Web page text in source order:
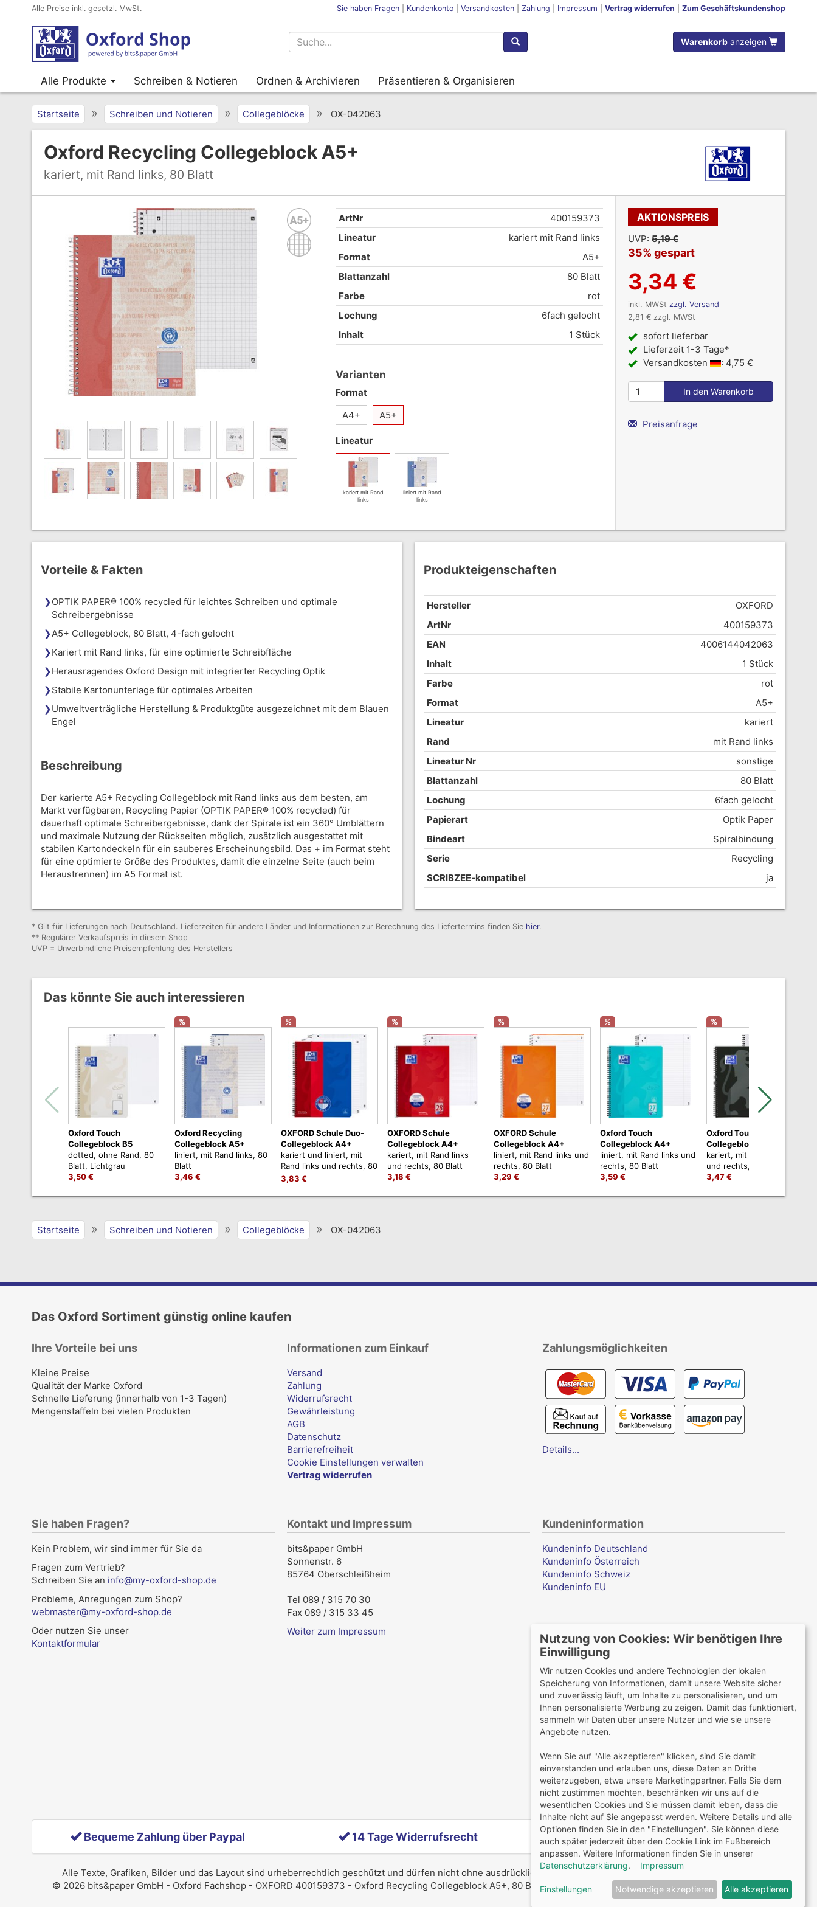
Alle Preise inkl. gesetzl. MwSt. Sie haben Fragen Kundenkonto Versandkosten Zahlung Impressum Vertrag widerrufen Zum Geschäftskundenshop
Warenkorbanzeigen
Alle Produkte Schreiben & Notieren Ordnen & Archivieren Präsentieren & Organisieren
Startseite » Schreiben und Notieren » Collegeblöcke » OX-042063
Oxford Recycling Collegeblock A5+
kariert, mit Rand links, 80 Blatt
ArtNr
400159373
Lineatur
kariert mit Rand links
Format
A5+
Blattanzahl
80 Blatt
Farbe
rot
Lochung
6fach gelocht
Inhalt
1 Stück
Varianten
Format
A4+
A5+
Lineatur
kariert mit Rand
links
liniert mit Rand
links
AKTIONSPREIS
UVP: 5,19 €
35% gespart
3,34 €
inkl. MWSt zzgl. Versand
2,81 € zzgl. MWSt
sofort lieferbar
Lieferzeit 1-3 Tage*
Versandkosten
: 4,75 €
Preisanfrage
Vorteile & Fakten
OPTIK PAPER® 100% recycled für leichtes Schreiben und optimale
Schreibergebnisse
A5+ Collegeblock, 80 Blatt, 4-fach gelocht
Kariert mit Rand links, für eine optimierte Schreibfläche
Herausragendes Oxford Design mit integrierter Recycling Optik
Stabile Kartonunterlage für optimales Arbeiten
Umweltverträgliche Herstellung & Produktgüte ausgezeichnet mit dem Blauen
Engel
Beschreibung
Der karierte A5+ Recycling Collegeblock mit Rand links aus dem besten, am
Markt verfügbaren, Recycling Papier (OPTIK PAPER® 100% recycled) für
dauerhaft optimale Schreibergebnisse, dank der Spirale ist ein 360° Umblättern
und maximale Nutzung der Rückseiten möglich, zusätzlich ausgestattet mit
stabilen Kartondeckeln für ein sauberes Erscheinungsbild. Das + im Format steht
für eine optimierte Größe des Produktes, damit die einzelne Seite (auch beim
Heraustrennen) im A5 Format ist.
Produkteigenschaften
Hersteller
OXFORD
ArtNr
400159373
EAN
4006144042063
Inhalt
1 Stück
Farbe
rot
Format
A5+
Lineatur
kariert
Rand
mit Rand links
Lineatur Nr
sonstige
Blattanzahl
80 Blatt
Lochung
6fach gelocht
Papierart
Optik Paper
Bindeart
Spiralbindung
Serie
Recycling
SCRIBZEE-kompatibel
ja
* Gilt für Lieferungen nach Deutschland. Lieferzeiten für andere Länder und Informationen zur Berechnung des Liefertermins finden Sie hier.
** Regulärer Verkaufspreis in diesem Shop
UVP = Unverbindliche Preisempfehlung des Herstellers
Das könnte Sie auch interessieren
Oxford Touch
Collegeblock B5
dotted, ohne Rand, 80
Blatt, Lichtgrau
3,50 €
%
Oxford Recycling
Collegeblock A5+
liniert, mit Rand links, 80
Blatt
3,46 €
%
OXFORD Schule Duo-
Collegeblock A4+
kariert und liniert, mit
Rand links und rechts, 80
Blatt
3,83 €
%
OXFORD Schule
Collegeblock A4+
kariert, mit Rand links
und rechts, 80 Blatt
3,18 €
%
OXFORD Schule
Collegeblock A4+
liniert, mit Rand links und
rechts, 80 Blatt
3,29 €
%
Oxford Touch
Collegeblock A4+
liniert, mit Rand links und
rechts, 80 Blatt
3,59 €
%
Oxford Touch
Collegeblock A4+
kariert, mit Rand links
und rechts, 80 Blatt
3,47 €
Startseite » Schreiben und Notieren » Collegeblöcke » OX-042063
Das Oxford Sortiment günstig online kaufen
Ihre Vorteile bei uns
Kleine Preise
Qualität der Marke Oxford
Schnelle Lieferung (innerhalb von 1-3 Tagen)
Mengenstaffeln bei vielen Produkten
Informationen zum Einkauf
Versand
Zahlung
Widerrufsrecht
Gewährleistung
AGB
Datenschutz
Barrierefreiheit
Cookie Einstellungen verwalten
Vertrag widerrufen
Zahlungsmöglichkeiten
Details...
Sie haben Fragen?
Kein Problem, wir sind immer für Sie da
Fragen zum Vertrieb?
Schreiben Sie an info@my-oxford-shop.de
Probleme, Anregungen zum Shop?
webmaster@my-oxford-shop.de
Oder nutzen Sie unser
Kontaktformular
Kontakt und Impressum
bits&paper GmbH
Sonnenstr. 6
85764 Oberschleißheim
Tel 089 / 315 70 30
Fax 089 / 315 33 45
Weiter zum Impressum
Kundeninformation
Kundeninfo Deutschland
Kundeninfo Österreich
Kundeninfo Schweiz
Kundeninfo EU
Wir versenden mit
Lieferung auch an Packstationen und Postfilialen
Samstagszustellung
Bequeme Zahlung über Paypal 14 Tage Widerrufsrecht 2 Jahre Gewährleistung
Alle Texte, Grafiken, Bilder und das Layout sind urheberrechtlich geschützt und dürfen nicht ohne ausdrückliche, schriftliche Erlaubnis weiterverwendet werden.
© 2026 bits&paper GmbH - Oxford Fachshop - OXFORD 400159373 - Oxford Recycling Collegeblock A5+, 80 Blatt, kariert mit Rand links, Optik Paper®, 6fach gelocht
Nutzung von Cookies: Wir benötigen Ihre
Einwilligung
Wir nutzen Cookies und andere Technologien der lokalen
Speicherung von Informationen, damit unsere Website sicher
und zuverlässig läuft, um Inhalte zu personalisieren, und um
Ihnen personalisierte Werbung zu zeigen. Damit das funktioniert,
sammeln wir Daten über unsere Nutzer und wie sie unsere
Angebote nutzen.
Wenn Sie auf "Alle akzeptieren" klicken, sind Sie damit
einverstanden und erlauben uns, diese Daten an Dritte
weiterzugeben, etwa unsere Marketingpartner. Falls Sie dem
nicht zustimmen möchten, beschränken wir uns auf die
wesentlichen Cookies und Sie müssen damit leben, dass die
Inhalte nicht auf Sie angepasst werden. Weitere Details und alle
Optionen finden Sie in den "Einstellungen". Sie können diese
auch später jederzeit über den Cookie Link im Fußbereich
anpassen. Weitere Informationen finden Sie in unserer
Datenschutzerklärung. Impressum
Einstellungen Notwendige akzeptieren Alle akzeptieren